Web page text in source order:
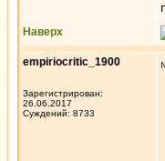
Наверх
empiriocritic_1900
Зарегистрирован:
26.06.2017
Суждений: 8733